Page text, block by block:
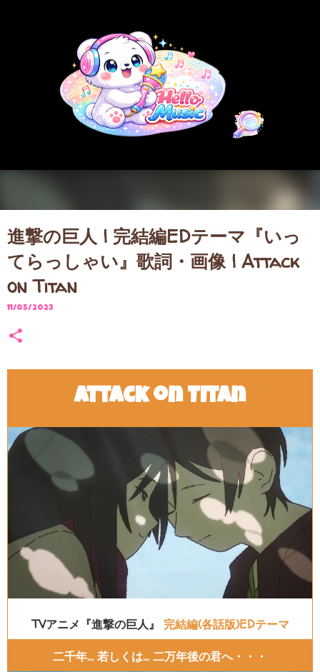
進撃の巨人 | 完結編EDテーマ『いっ
てらっしゃい』歌詞・画像 | Attack
on Titan
11/05/2023
Attack on Titan
TVアニメ『進撃の巨人』 完結編(各話版)EDテーマ
二千年... 若しくは... 二万年後の君へ・・・